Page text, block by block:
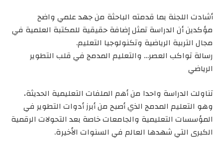
أشادت اللجنة بما قدمته الباحثة من جهد علمي واضح
مؤكدين أن الدراسة تمثل إضافة حقيقية للمكتبة العلمية في
مجال التربية الرياضية وتكنولوجيا التعليم.
رسالة تواكب العصر… والتعليم المدمج في قلب التطوير
الرياضي
تناولت الدراسة واحدا من أهم الملفات التعليمية الحديثة،
وهو التعليم المدمج الذي أصبح من أبرز أدوات التطوير في
المؤسسات التعليمية والجامعات خاصة بعد التحولات الرقمية
الكبرى التي شهدها العالم في السنوات الأخيرة.